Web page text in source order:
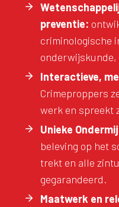
preventie:
criminologische
onderwijskunde,
Interactieve,
Crimeproppers
werk en spreekt
Unieke
beleving op het
trekt en alle
gegarandeerd.
Maatwerk en